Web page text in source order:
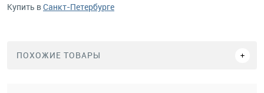
Купить вСанкт-Петербурге
ПОХОЖИЕ ТОВАРЫ